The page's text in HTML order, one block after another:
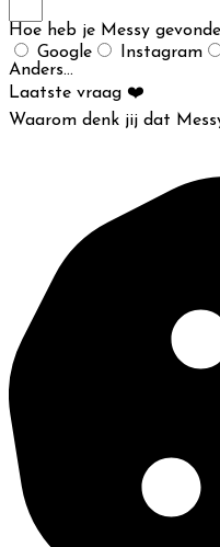
Hoe heb je Messy
Google
Instagram
Anders...
Laatste vraag ❤️
Waarom denk jij dat